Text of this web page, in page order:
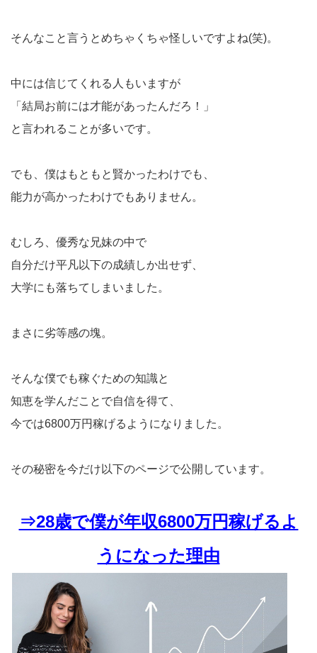
そんなこと言うとめちゃくちゃ怪しいですよね(笑)。
中には信じてくれる人もいますが
「結局お前には才能があったんだろ！」
と言われることが多いです。
でも、僕はもともと賢かったわけでも、
能力が高かったわけでもありません。
むしろ、優秀な兄妹の中で
自分だけ平凡以下の成績しか出せず、
大学にも落ちてしまいました。
まさに劣等感の塊。
そんな僕でも稼ぐための知識と
知恵を学んだことで自信を得て、
今では6800万円稼げるようになりました。
その秘密を今だけ以下のページで公開しています。
⇒28歳で僕が年収6800万円稼げるよ
うになった理由